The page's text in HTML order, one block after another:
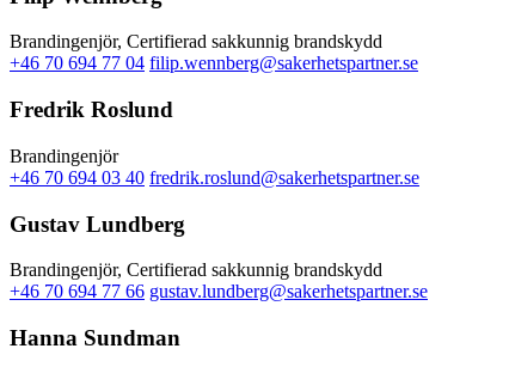
Brandingenjör, Certifierad sakkunnig brandskydd
+46 70 694 77 04 filip.wennberg@sakerhetspartner.se
Fredrik Roslund
Brandingenjör
+46 70 694 03 40 fredrik.roslund@sakerhetspartner.se
Gustav Lundberg
Brandingenjör, Certifierad sakkunnig brandskydd
+46 70 694 77 66 gustav.lundberg@sakerhetspartner.se
Hanna Sundman